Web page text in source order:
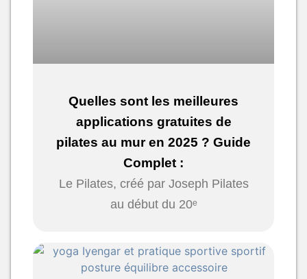
Quelles sont les meilleures
applications gratuites de
pilates au mur en 2025 ? Guide
Complet :
Le Pilates, créé par Joseph Pilates
au début du 20ᵉ